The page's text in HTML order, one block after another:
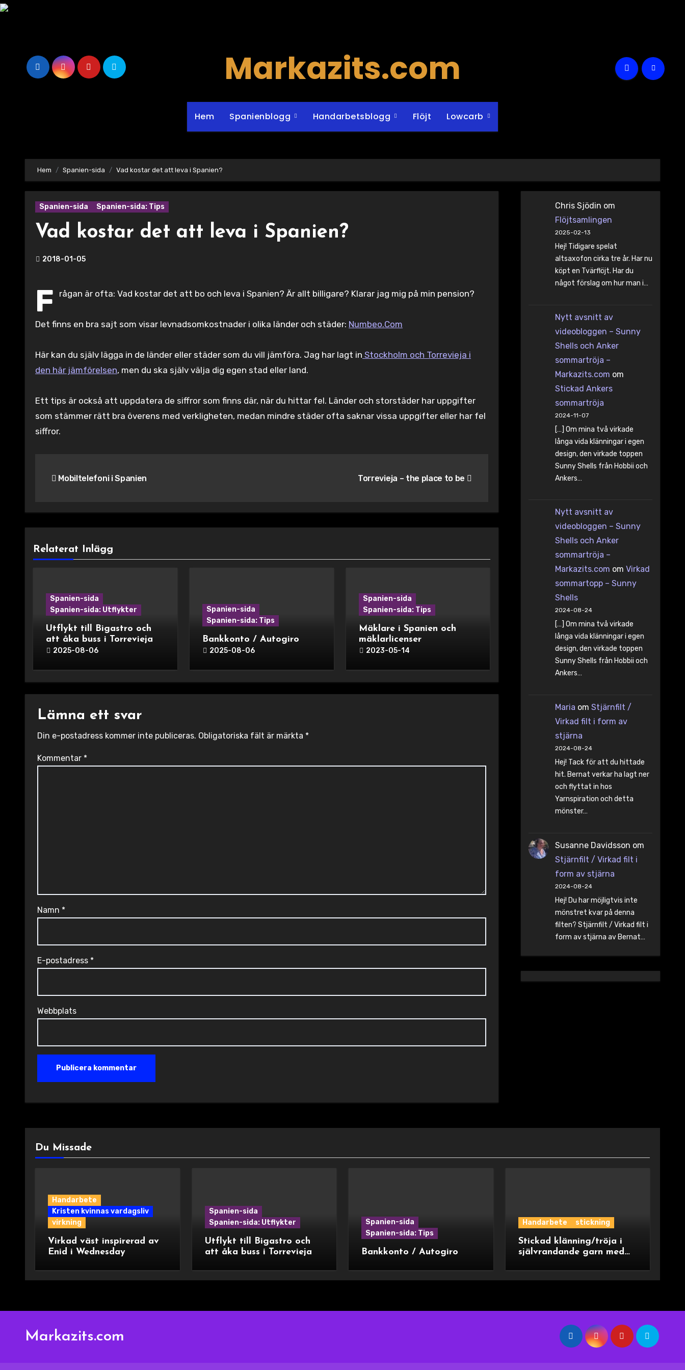
Hoppa
Markazits.com
Hem Spanienblogg Handarbetsblogg Flöjt Lowcarb
Hem Spanien-sida Vad kostar det att leva i Spanien?
Spanien-sida Spanien-sida: Tips
Vad kostar det att leva i Spanien?
2018-01-05
F rågan är ofta: Vad kostar det att bo och leva i Spanien? Är allt billigare? Klarar jag mig på min pension?
Det finns en bra sajt som visar levnadsomkostnader i olika länder och städer: Numbeo.Com
Här kan du själv lägga in de länder eller städer som du vill jämföra. Jag har lagt in Stockholm och Torrevieja i
den här jämförelsen, men du ska själv välja dig egen stad eller land.
Ett tips är också att uppdatera de siffror som finns där, när du hittar fel. Länder och storstäder har uppgifter
som stämmer rätt bra överens med verkligheten, medan mindre städer ofta saknar vissa uppgifter eller har fel
siffror.
Mobiltelefoni i Spanien Torrevieja – the place to be
Relaterat Inlägg
Spanien-sida
Spanien-sida: Utflykter
Utflykt till Bigastro och
att åka buss i Torrevieja
2025-08-06
Spanien-sida
Spanien-sida: Tips
Bankkonto / Autogiro
2025-08-06
Spanien-sida
Spanien-sida: Tips
Mäklare i Spanien och
mäklarlicenser
2023-05-14
Lämna ett svar
Din e-postadress kommer inte publiceras. Obligatoriska fält är märkta *
Kommentar *
Namn *
E-postadress *
Webbplats
Chris Sjödin om
Flöjtsamlingen
2025-02-13
Hej! Tidigare spelat
altsaxofon cirka tre år. Har nu
köpt en Tvärflöjt. Har du
något förslag om hur man i…
Nytt avsnitt av
videobloggen – Sunny
Shells och Anker
sommartröja –
Markazits.com om
Stickad Ankers
sommartröja
2024-11-07
[…] Om mina två virkade
långa vida klänningar i egen
design, den virkade toppen
Sunny Shells från Hobbii och
Ankers…
Nytt avsnitt av
videobloggen – Sunny
Shells och Anker
sommartröja –
Markazits.com om Virkad
sommartopp – Sunny
Shells
2024-08-24
[…] Om mina två virkade
långa vida klänningar i egen
design, den virkade toppen
Sunny Shells från Hobbii och
Ankers…
Maria om Stjärnfilt /
Virkad filt i form av
stjärna
2024-08-24
Hej! Tack för att du hittade
hit. Bernat verkar ha lagt ner
och flyttat in hos
Yarnspiration och detta
mönster…
Susanne Davidsson om
Stjärnfilt / Virkad filt i
form av stjärna
2024-08-24
Hej! Du har möjligtvis inte
mönstret kvar på denna
filten? Stjärnfilt / Virkad filt i
form av stjärna av Bernat…
Du Missade
Handarbete
Kristen kvinnas vardagsliv
virkning
Virkad väst inspirerad av
Enid i Wednesday
Spanien-sida
Spanien-sida: Utflykter
Utflykt till Bigastro och
att åka buss i Torrevieja
Spanien-sida
Spanien-sida: Tips
Bankkonto / Autogiro
Handarbete stickning
Stickad klänning/tröja i
självrandande garn med
Markazits.com